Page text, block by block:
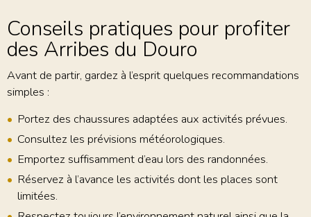
Conseils pratiques pour profiter
des Arribes du Douro
Avant de partir, gardez à l’esprit quelques recommandations
simples :
Portez des chaussures adaptées aux activités prévues.
Consultez les prévisions météorologiques.
Emportez suffisamment d’eau lors des randonnées.
Réservez à l’avance les activités dont les places sont
limitées.